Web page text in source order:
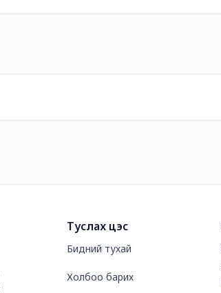
Туслах цэс
Бидний тухай
Холбоо барих